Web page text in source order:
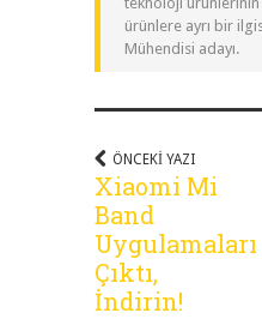
ürünlere ayrı bir
Mühendisi adayı.
ÖNCEKI YAZI
Xiaomi Mi
Band
Uygulamaları
Çıktı,
İndirin!